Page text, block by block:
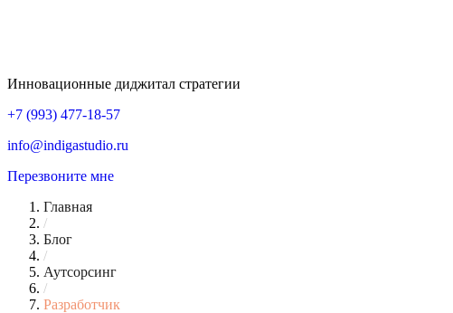
Инновационные диджитал стратегии
+7 (993) 477-18-57
info@indigastudio.ru
Перезвоните мне
Главная
/
Блог
/
Аутсорсинг
/
Разработчик